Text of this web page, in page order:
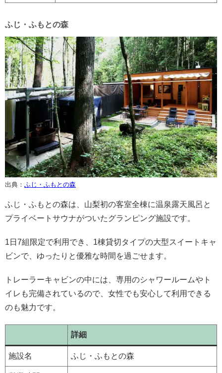
ふじ・ふもとの森
出典： ふじ・ふもとの森
ふじ・ふもとの森は、山梨初の客室全棟に温泉露天風呂と
プライベートサウナがついたグランピング施設です。
1日7組限定で利用でき、1棟貸切タイプの大型スイートキャ
ビンで、ゆったりと優雅な時間を過ごせます。
トレーラーキャビンの中には、専用のシャワールームやト
イレも完備されているので、女性でも安心して利用できる
のも魅力です。
詳細
施設名 ふじ・ふもとの森